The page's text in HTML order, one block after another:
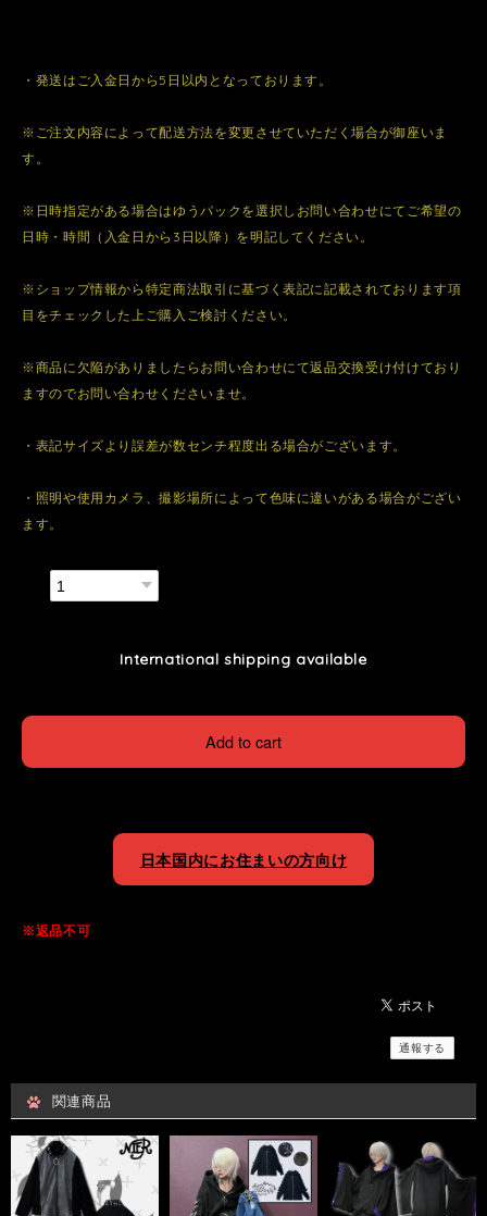
・発送はご入金日から5日以内となっております。
※ご注文内容によって配送方法を変更させていただく場合が御座いま
す。
※日時指定がある場合はゆうパックを選択しお問い合わせにてご希望の
日時・時間（入金日から3日以降）を明記してください。
※ショップ情報から特定商法取引に基づく表記に記載されております項
目をチェックした上ご購入ご検討ください。
※商品に欠陥がありましたらお問い合わせにて返品交換受け付けており
ますのでお問い合わせくださいませ。
・表記サイズより誤差が数センチ程度出る場合がございます。
・照明や使用カメラ、撮影場所によって色味に違いがある場合がござい
ます。
International shipping available
Add to cart
日本国内にお住まいの方向け
※返品不可
通報する
関連商品